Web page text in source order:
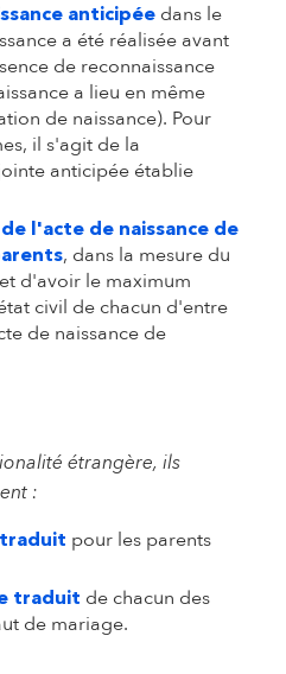
anticipée dans le
a été réalisée avant
de reconnaissance
a lieu en même
de naissance). Pour
il s'agit de la
anticipée établie
l'acte de naissance de
, dans la mesure du
d'avoir le maximum
civil de chacun d'entre
de naissance de
étrangère, ils
:
traduit pour les parents
traduit de chacun des
de mariage.